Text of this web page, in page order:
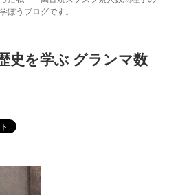
ぼうブログです。
史を学ぶ グランマ数